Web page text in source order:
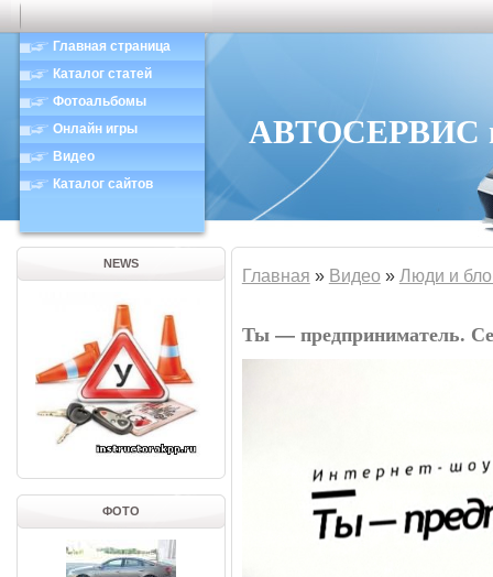
Главная страница
Каталог статей
Фотоальбомы
Онлайн игры
Видео
Каталог сайтов
АВТОСЕРВИС в
NEWS
ФОТО
Главная » Видео » Люди и
Ты — предприниматель.